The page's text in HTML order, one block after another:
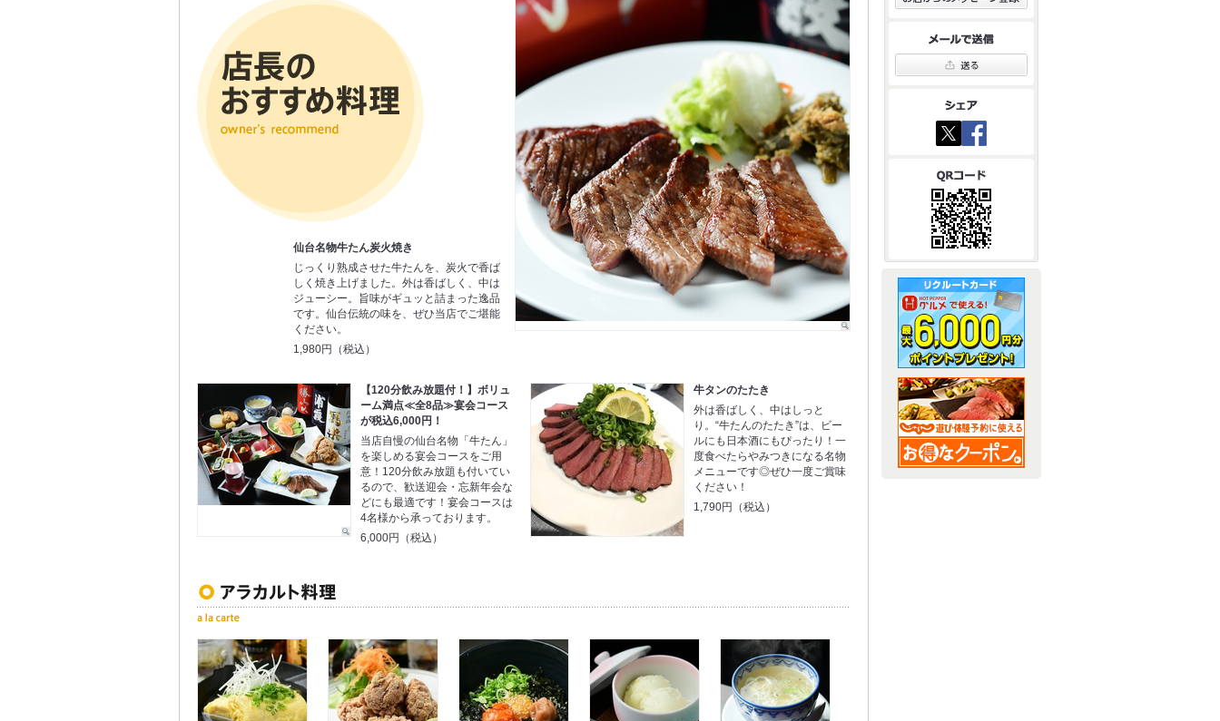
仙台名物牛たん炭火焼き
じっくり熟成させた牛たんを、炭火で香ば
しく焼き上げました。外は香ばしく、中は
ジューシー。旨味がギュッと詰まった逸品
です。仙台伝統の味を、ぜひ当店でご堪能
ください。
1,980円（税込）
【120分飲み放題付！】ボリュ
ーム満点≪全8品≫宴会コース
が税込6,000円！
当店自慢の仙台名物「牛たん」
を楽しめる宴会コースをご用
意！120分飲み放題も付いてい
るので、歓送迎会・忘新年会な
どにも最適です！宴会コースは
4名様から承っております。
6,000円（税込）
牛タンのたたき
外は香ばしく、中はしっと
り。“牛たんのたたき”は、ビー
ルにも日本酒にもぴったり！一
度食べたらやみつきになる名物
メニューです◎ぜひ一度ご賞味
ください！
1,790円（税込）